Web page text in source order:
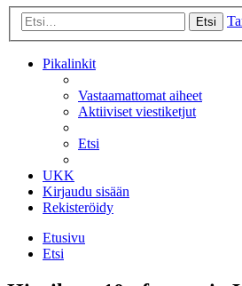
Etsi
Pikalinkit
Vastaamattomat aiheet
Aktiiviset viestiketjut
Etsi
UKK
Kirjaudu sisään
Rekisteröidy
Etusivu
Etsi